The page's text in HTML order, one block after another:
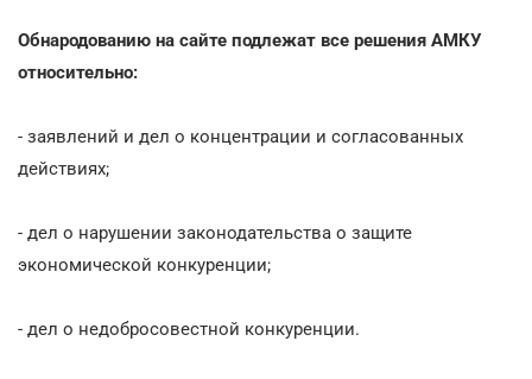
Обнародованию на сайте подлежат все решения АМКУ
относительно:
- заявлений и дел о концентрации и согласованных
действиях;
- дел о нарушении законодательства о защите
экономической конкуренции;
- дел о недобросовестной конкуренции.